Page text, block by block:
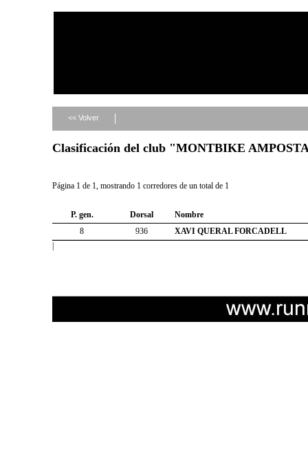
<< Volver
Clasificación del club "MONTBIKE
Página 1 de 1, mostrando 1 corredores de un total de 1
P. gen. Dorsal
Nombre
8
936
XAVI QUERAL FORCADELL
|